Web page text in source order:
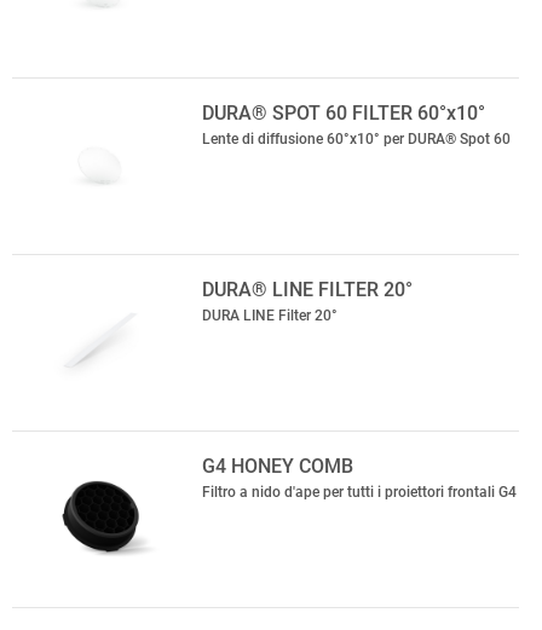
DURA® SPOT 60 FILTER 60°x10°
Lente di diffusione 60°x10° per DURA® Spot 60
DURA® LINE FILTER 20°
DURA LINE Filter 20°
G4 HONEY COMB
Filtro a nido d'ape per tutti i proiettori frontali G4